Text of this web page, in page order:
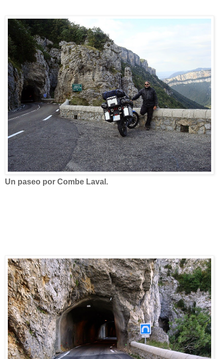
Un paseo por Combe Laval.